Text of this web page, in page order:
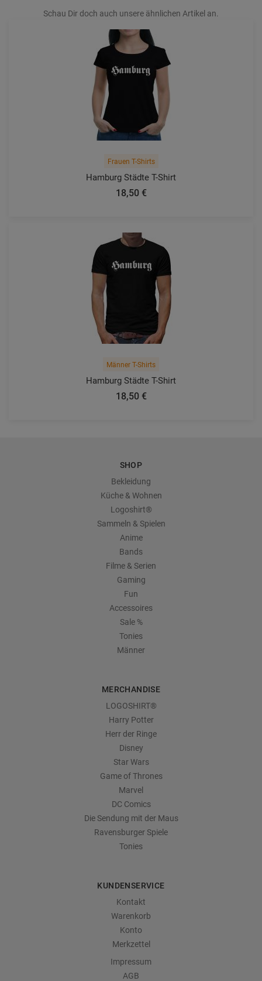
Schau Dir doch auch unsere ähnlichen Artikel an.
Frauen T-Shirts
Hamburg Städte T-Shirt
18,50 €
Männer T-Shirts
Hamburg Städte T-Shirt
18,50 €
SHOP
Bekleidung
Küche & Wohnen
Logoshirt®
Sammeln & Spielen
Anime
Bands
Filme & Serien
Gaming
Fun
Accessoires
Sale %
Tonies
Männer
MERCHANDISE
LOGOSHIRT®
Harry Potter
Herr der Ringe
Disney
Star Wars
Game of Thrones
Marvel
DC Comics
Die Sendung mit der Maus
Ravensburger Spiele
Tonies
KUNDENSERVICE
Kontakt
Warenkorb
Konto
Merkzettel
Impressum
AGB